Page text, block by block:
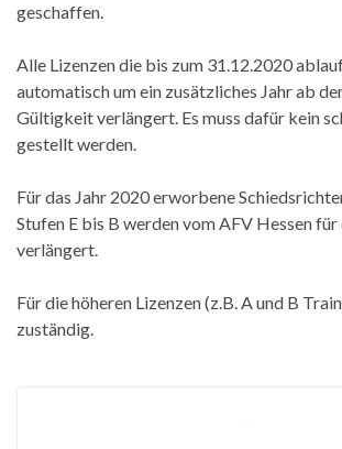
geschaffen.
Alle Lizenzen die bis zum 31.12.2020
automatisch um ein zusätzliches Jahr ab
Gültigkeit verlängert. Es muss dafür kein
gestellt werden.
Für das Jahr 2020 erworbene
Stufen E bis B werden vom AFV Hessen für
verlängert.
Für die höheren Lizenzen (z.B. A und B
zuständig.